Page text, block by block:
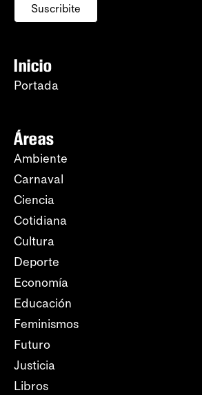
Suscribite
Inicio
Portada
Áreas
Ambiente
Carnaval
Ciencia
Cotidiana
Cultura
Deporte
Economía
Educación
Feminismos
Futuro
Justicia
Libros